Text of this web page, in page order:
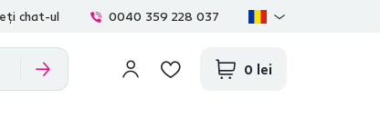
chat-ul 0040 359 228 037
0 lei